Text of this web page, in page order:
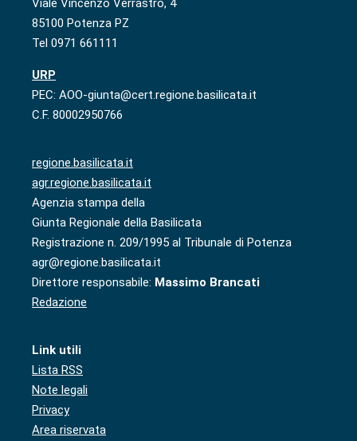
Viale Vincenzo Verrastro, 4
85100 Potenza PZ
Tel 0971 661111
URP
PEC: AOO-giunta@cert.regione.basilicata.it
C.F. 80002950766
regione.basilicata.it
agr.regione.basilicata.it
Agenzia stampa della
Giunta Regionale della Basilicata
Registrazione n. 209/1995 al Tribunale di Potenza
agr@regione.basilicata.it
Direttore responsabile: Massimo Brancati
Redazione
Link utili
Lista RSS
Note legali
Privacy
Area riservata